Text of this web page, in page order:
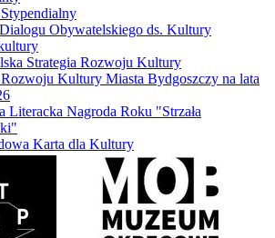
Obywatelskiego ds. Kultury
Strategia Rozwoju Kultury
Rozwoju Kultury Miasta Bydgoszczy na lata
Literacka Nagroda Roku "Strzała
Karta dla Kultury